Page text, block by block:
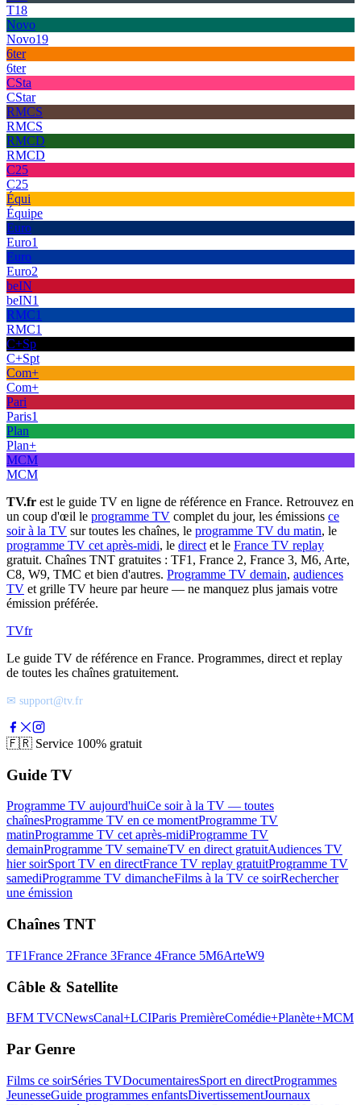
T18
Novo
Novo19
6ter
6ter
CSta
CStar
RMCS
RMCS
RMCD
RMCD
C25
C25
Équi
Équipe
Euro
Euro1
Euro
Euro2
beIN
beIN1
RMC1
RMC1
C+Sp
C+Spt
Com+
Com+
Pari
Paris1
Plan
Plan+
MCM
MCM
TV.fr est le guide TV en ligne de référence en France. Retrouvez en
un coup d'œil le programme TV complet du jour, les émissions ce
soir à la TV sur toutes les chaînes, le programme TV du matin, le
programme TV cet après-midi, le direct et le France TV replay
gratuit. Chaînes TNT gratuites : TF1, France 2, France 3, M6, Arte,
C8, W9, TMC et bien d'autres. Programme TV demain, audiences
TV et grille TV heure par heure — ne manquez plus jamais votre
émission préférée.
TVfr
Le guide TV de référence en France. Programmes, direct et replay
de toutes les chaînes gratuitement.
✉ support@tv.fr
🇫🇷 Service 100% gratuit
Guide TV
Programme TV aujourd'huiCe soir à la TV — toutes
chaînesProgramme TV en ce momentProgramme TV
matinProgramme TV cet après-midiProgramme TV
demainProgramme TV semaineTV en direct gratuitAudiences TV
hier soirSport TV en directFrance TV replay gratuitProgramme TV
samediProgramme TV dimancheFilms à la TV ce soirRechercher
une émission
Chaînes TNT
TF1France 2France 3France 4France 5M6ArteW9
Câble & Satellite
BFM TVCNewsCanal+LCIParis PremièreComédie+Planète+MCM
Par Genre
Films ce soirSéries TVDocumentairesSport en directProgrammes
JeunesseGuide programmes enfantsDivertissementJournaux